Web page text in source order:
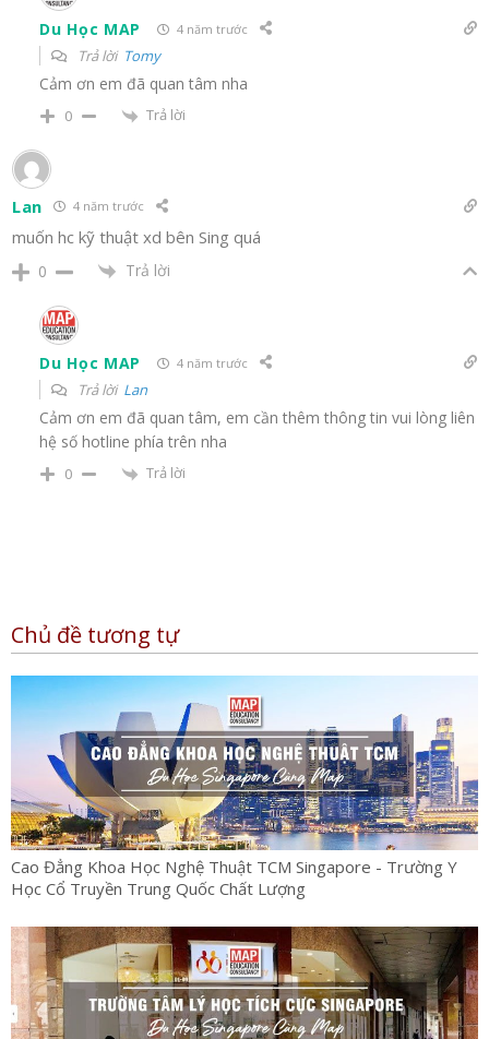
Du Học MAP 4 năm trước
Trả lời Tomy
Cảm ơn em đã quan tâm nha
0 Trả lời
Lan 4 năm trước
muốn hc kỹ thuật xd bên Sing quá
0 Trả lời
Du Học MAP 4 năm trước
Trả lời Lan
Cảm ơn em đã quan tâm, em cần thêm thông tin vui lòng liên
hệ số hotline phía trên nha
0 Trả lời
Chủ đề tương tự
Cao Đẳng Khoa Học Nghệ Thuật TCM Singapore - Trường Y
Học Cổ Truyền Trung Quốc Chất Lượng